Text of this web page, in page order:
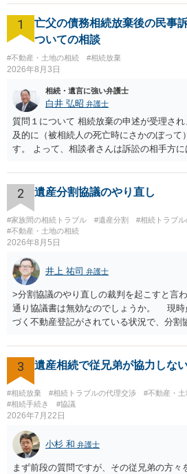
1
亡父の債務相続放棄後の民事
ついての相談
#不動産・土地の相続 #相続放棄
2026年8月3日
相続・遺言に強い弁護士
白井 弘昭 弁護士
質問１について 相続放棄の申述が受理さ
及的に（被相続人の死亡時にさかのぼって
す。 よって、相談者さんは訴訟の相手方
理証明を家庭裁判所で取得し、コピーを答
してください。 質問２について 請求棄却
ば、第１回期日は出席する必要がありま
があり出席できない）との記載で十分です
はないので、ｍｉｎｔｓでの提出の必要は
限までに届けばよい）で十分です。 詳細
にお問い合わせください。 以上、ご参考ま
2 遺産分割協議のやり直し
#家族間の相続トラブル #遺産分割
#相続トラブ
#不動産・土地の相続
2026年8月5日
井上 祐司 弁護士
>分割協議のやり直しの裁判を起こすと言
通り協議書は無効なのでしょうか。 現時
づく不動産登記がされている状況で、分割
方の訴訟の主張及び立証次第ですが、 ・
医師の意見書、筆跡鑑定 が提出されれば
はありますが、 ・伯母様自身が分割協議
様の意に反する遺産分割協議を行う実益が
であること からすると、実際に遺産分割協
性はそれほど高くない（立証のハードルは
言えると思います。
3 遺産相続で従兄弟が協力しな
#相続放棄 #相続トラブルの代理交渉 #不動産・
#相続手続き
#協議
2026年7月22日
小杉 和 弁護士
まず前段の質問ですが、その従兄弟の方